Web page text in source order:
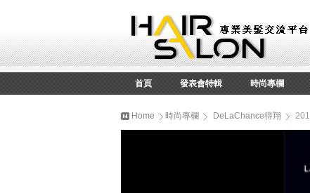
首頁 發表會特輯 時尚專欄
Home 時尚專欄 DeLaChance得翔